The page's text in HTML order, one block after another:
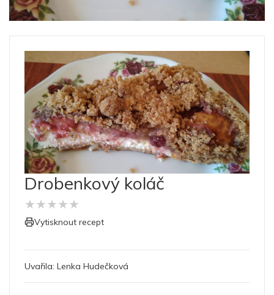
Drobenkový koláč
★★★★★
Vytisknout recept
Uvařila: Lenka Hudečková